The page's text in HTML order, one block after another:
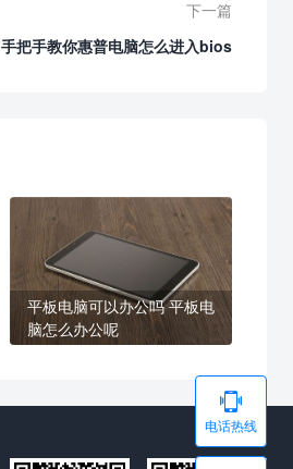
下一篇
手把手教你惠普电脑怎么进入bios
平板电脑可以办公吗 平板电
脑怎么办公呢

电话热线